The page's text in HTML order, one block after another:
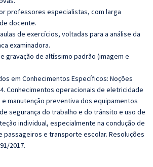
professores especialistas, com larga
docente.
de exercícios, voltadas para a análise da
examinadora.
gravação de altíssimo padrão (imagem e
em Conhecimentos Específicos: Noções
Conhecimentos operacionais de eletricidade
manutenção preventiva dos equipamentos
segurança do trabalho e do trânsito e uso de
individual, especialmente na condução de
passageiros e transporte escolar. Resoluções
2017.